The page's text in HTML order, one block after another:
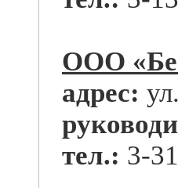
ООО
адрес:
тел.: 3-